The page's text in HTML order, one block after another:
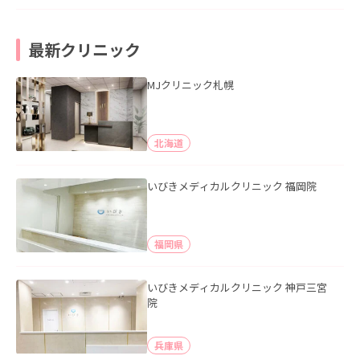
最新クリニック
MJクリニック札幌
北海道
いびきメディカルクリニック 福岡院
福岡県
いびきメディカルクリニック 神戸三宮
院
兵庫県